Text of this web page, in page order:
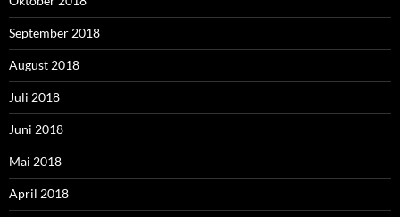
September 2018
August 2018
Juli 2018
Juni 2018
Mai 2018
April 2018